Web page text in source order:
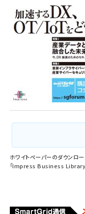
ホワイトペーパーのダウンロ
「Impress Business Library